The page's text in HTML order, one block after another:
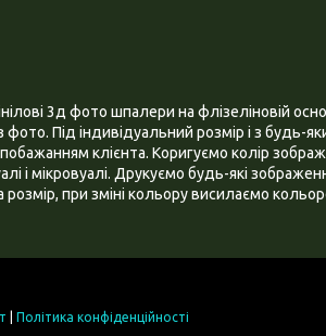
3д фото шпалери на флізеліновій
Під індивідуальний розмір і з будь-
клієнта. Коригуємо колір
і мікровуалі. Друкуємо будь-які
при зміні кольору висилаємо
Політика конфіденційності